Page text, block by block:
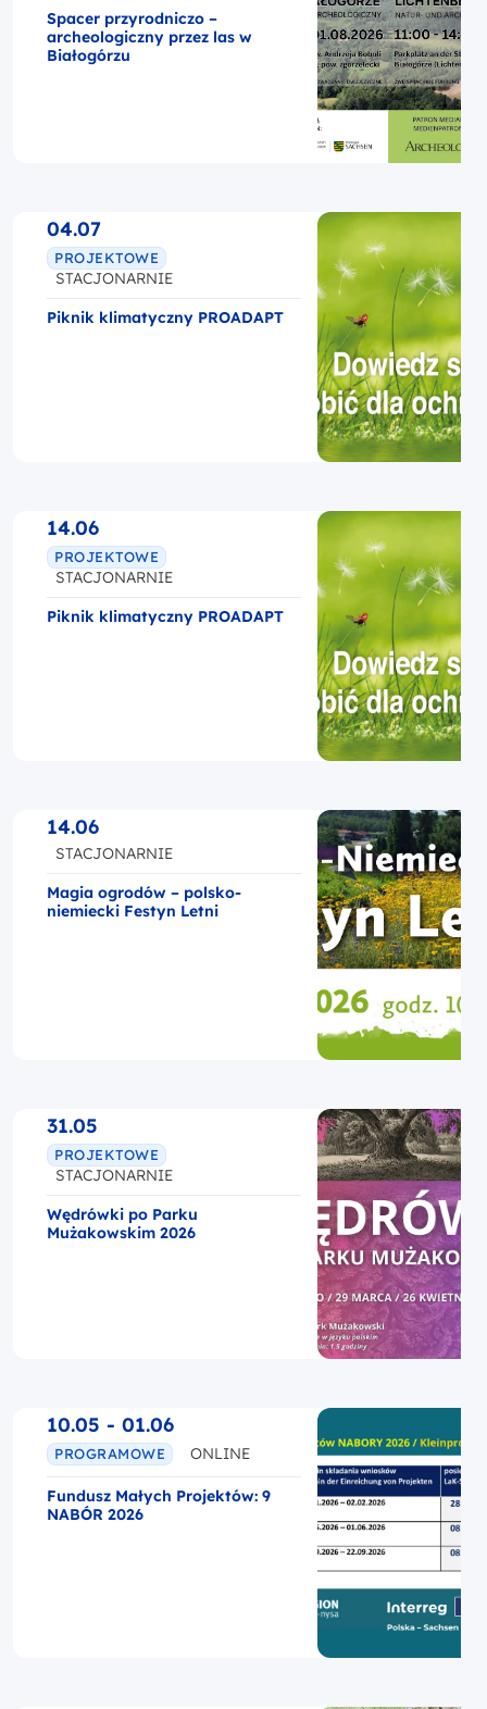
Spacer przyrodniczo –
archeologiczny przez las w
Białogórzu
04.07
PROJEKTOWE
STACJONARNIE
Piknik klimatyczny PROADAPT
14.06
PROJEKTOWE
STACJONARNIE
Piknik klimatyczny PROADAPT
14.06
STACJONARNIE
Magia ogrodów – polsko-
niemiecki Festyn Letni
31.05
PROJEKTOWE
STACJONARNIE
Wędrówki po Parku
Mużakowskim 2026
10.05 - 01.06
PROGRAMOWE ONLINE
Fundusz Małych Projektów: 9
NABÓR 2026